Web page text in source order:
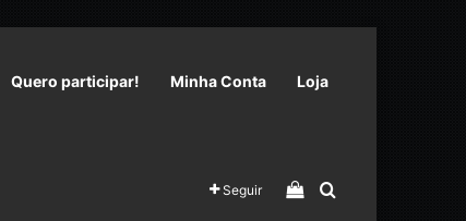
Quero participar! Minha Conta Loja
Seguir Veja seu carrinho
Procurar por